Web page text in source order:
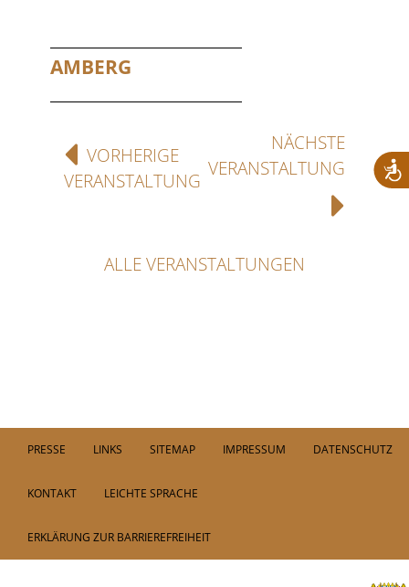
AMBERG
VORHERIGE
VERANSTALTUNG
NÄCHSTE
VERANSTALTUNG
ALLE VERANSTALTUNGEN
PRESSE LINKS SITEMAP IMPRESSUM DATENSCHUTZ
KONTAKT LEICHTE SPRACHE
ERKLÄRUNG ZUR BARRIEREFREIHEIT